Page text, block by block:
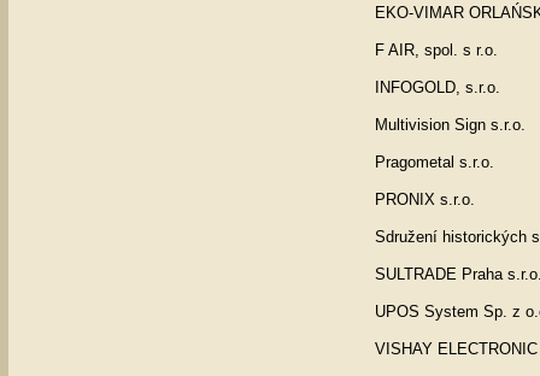
EKO-VIMAR
F AIR, spol. s r.o.
INFOGOLD, s.r.o.
Multivision Sign s.r.o.
Pragometal s.r.o.
PRONIX s.r.o.
Sdružení historických
SULTRADE Praha
UPOS System Sp. z
VISHAY